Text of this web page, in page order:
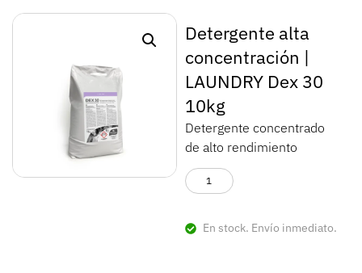
Detergente alta
concentración |
LAUNDRY Dex 30
10kg
Detergente concentrado
de alto rendimiento
En stock. Envío inmediato.